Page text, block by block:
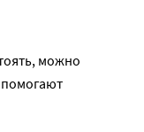
можно